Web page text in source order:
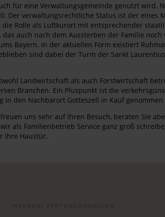
für eine Verwaltungsgemeinde genutzt wird.
Der verwaltungsrechtliche Status ist der
Rolle als Luftkurort mit entsprechender
auch nach dem Aussterben der Familie
Bayern. In der aktuellen Form existiert
sind dabei der Turm der Sankt
Landwirtschaft als auch Forstwirtschaft
Branchen. Ein Pluspunkt ist die
den Nachbarort Gotteszell in Kauf genommen
uns sehr auf Ihren Besuch, beraten Sie
als Familienbetrieb Service ganz groß
Ihre Haustür.